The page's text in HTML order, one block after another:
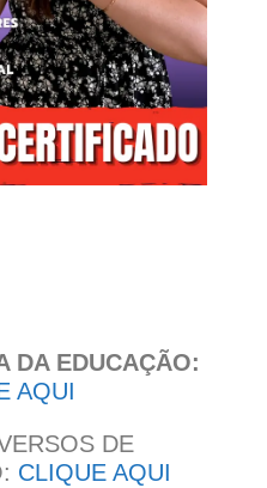
DA EDUCAÇÃO:
AQUI
DE
CLIQUE AQUI